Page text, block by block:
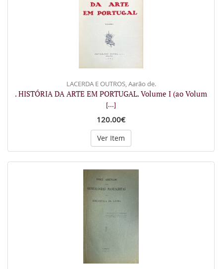
LACERDA E OUTROS, Aarão de.
. HISTÓRIA DA ARTE EM PORTUGAL. Volume I (ao Volum
[...]
120.00€
Ver Item